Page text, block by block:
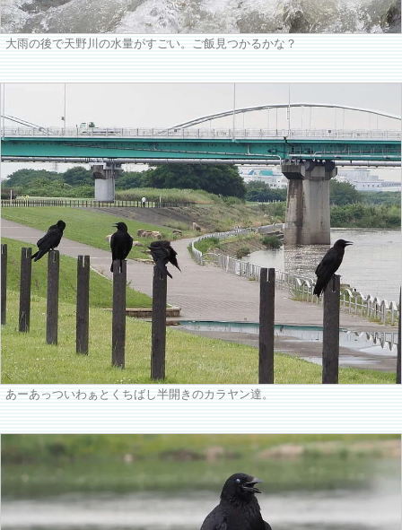
大雨の後で天野川の水量がすごい。ご飯見つかるかな？
あーあっついわぁとくちばし半開きのカラヤン達。